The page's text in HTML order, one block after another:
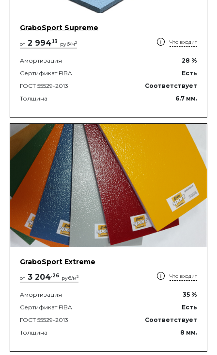
GraboSport Supreme
от 2 994.13 руб/м2 Что входит
Амортизация 28 %
Сертификат FIBA
Есть
ГОСТ 55529-2013
Соответствует
Толщина
6.7 мм.
GraboSport Extreme
от 3 204.26 руб/м2 Что входит
Амортизация 35 %
Сертификат FIBA
Есть
ГОСТ 55529-2013
Соответствует
Толщина
8 мм.